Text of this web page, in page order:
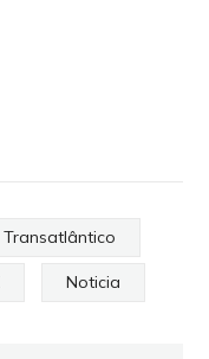
Transatlântico
Noticia